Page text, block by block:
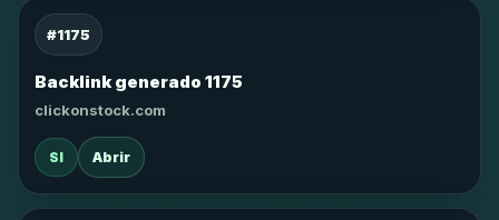
#1175
Backlink generado 1175
clickonstock.com
SI Abrir